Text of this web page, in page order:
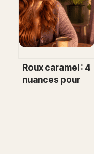
bloquent vos
résultats
Roux caramel : 4
nuances pour